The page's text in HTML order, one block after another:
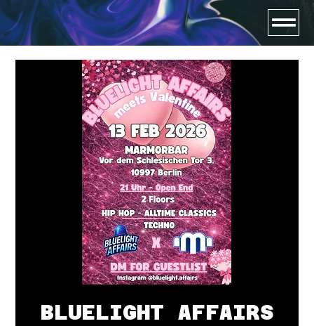
BLUELIGHT AFFAIRS